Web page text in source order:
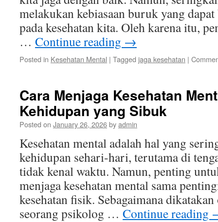
melakukan kebiasaan buruk yang
pada kesehatan kita. Oleh karena itu,
… Continue reading →
Posted in Kesehatan Mental | Tagged jaga kesehatan |
Cara Menjaga Kesehatan
Kehidupan yang Sibuk
Posted on January 26, 2026byadmin
Kesehatan mental adalah hal yang
kehidupan sehari-hari, terutama di
tidak kenal waktu. Namun, penting
menjaga kesehatan mental sama
kesehatan fisik. Sebagaimana
seorang psikolog … Continue reading